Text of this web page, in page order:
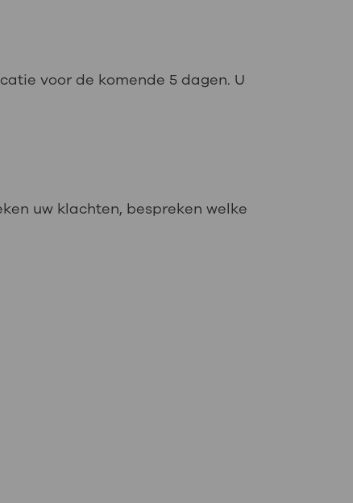
voor de komende 5 dagen. U
uw klachten, bespreken welke